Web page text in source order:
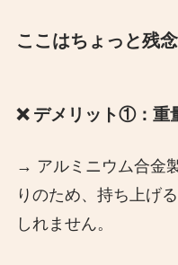
ここはちょっと残
❌ デメリット①：重
→ アルミニウム合金
りのため、持ち上げ
しれません。​